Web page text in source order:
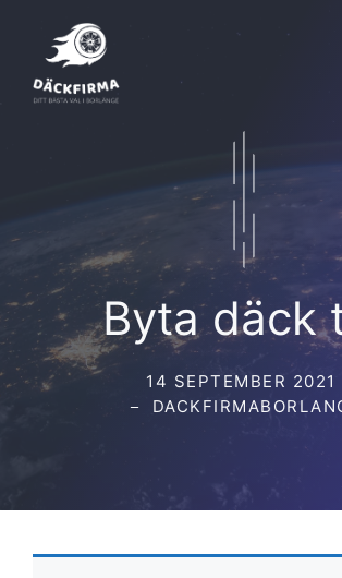
innehåll
Byta däck
14 SEPTEMBER 2021